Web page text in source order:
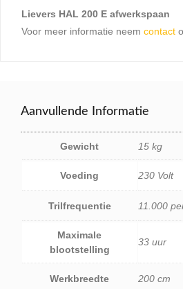
Lievers HAL 200 E afwerkspaan
Voor meer informatie neem contact
Aanvullende Informatie
Gewicht 15 kg
Voeding 230 Volt
Trilfrequentie 11.000
Maximale
blootstelling
33 uur
Werkbreedte 200 cm